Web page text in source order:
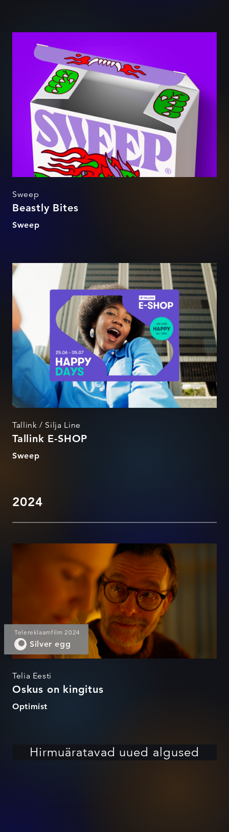
Sweep
Beastly Bites
Sweep
Tallink E-SHOP
Tallink / Silja Line
Tallink E-SHOP
Sweep
2024
Oskus on kingitus
Telereklaamfilm 2024
Silver egg
Telia Eesti
Oskus on kingitus
Optimist
Hirmuäratavad uued algused